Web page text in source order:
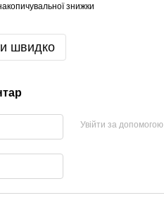
знижки
швидко
Увійти за допомогою